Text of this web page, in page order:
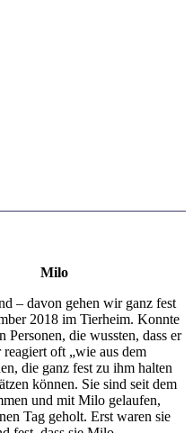
Milo
– davon gehen wir ganz fest
2018 im Tierheim. Konnte
die wussten, dass er
oft „wie aus dem
die ganz fest zu ihm halten
können. Sie sind seit dem
und mit Milo gelaufen,
Tag geholt. Erst waren sie